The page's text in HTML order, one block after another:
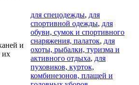
и
их
для спецодежды, для
спортивной одежды, для
обуви, сумок и спортивного
снаряжения, палаток, для
охоты, рыбалки, туризма и
активного отдыха, для
пуховиков, курток,
комбинезонов, плащей и